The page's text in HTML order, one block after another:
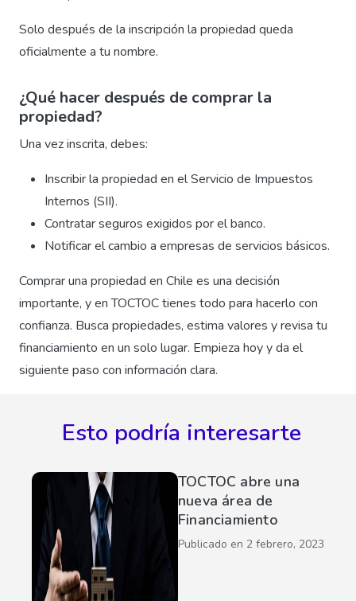
Solo después de la inscripción la propiedad queda
oficialmente a tu nombre.
¿Qué hacer después de comprar la
propiedad?
Una vez inscrita, debes:
Inscribir la propiedad en el Servicio de Impuestos
Internos (SII).
Contratar seguros exigidos por el banco.
Notificar el cambio a empresas de servicios básicos.
Comprar una propiedad en Chile es una decisión
importante, y en TOCTOC tienes todo para hacerlo con
confianza. Busca propiedades, estima valores y revisa tu
financiamiento en un solo lugar. Empieza hoy y da el
siguiente paso con información clara.
Esto podría interesarte
TOCTOC abre una
nueva área de
Financiamiento
Publicado en 2 febrero, 2023